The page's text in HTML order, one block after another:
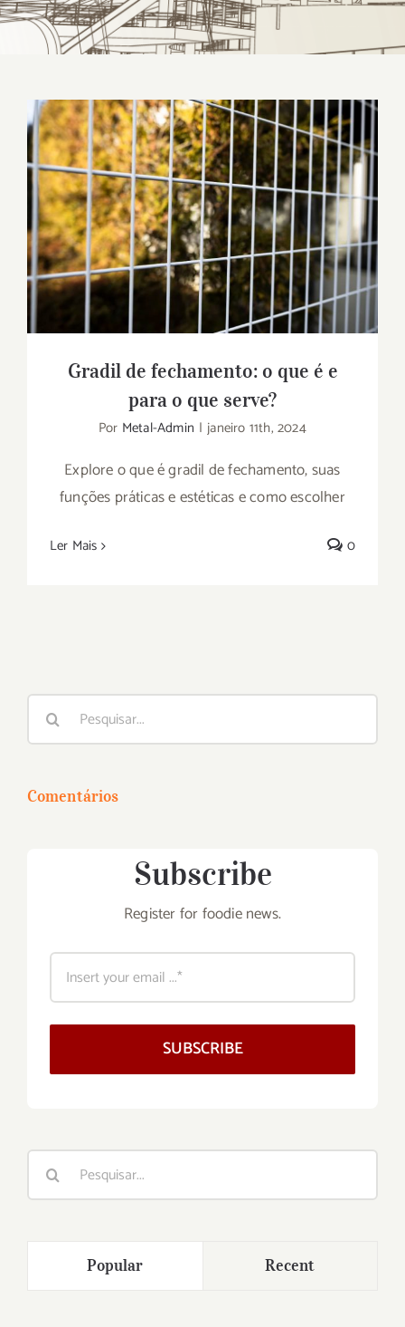
Gradil de fechamento: o que é e para o
que serve?
Gradil de fechamento: o que é e
para o que serve?
Por Metal-Admin | janeiro 11th, 2024
Explore o que é gradil de fechamento, suas
funções práticas e estéticas e como escolher
Ler Mais 0
Buscar
resultados
Comentários
Subscribe
Register for foodie news.
SUBSCRIBE
Buscar
resultados
Popular Recent